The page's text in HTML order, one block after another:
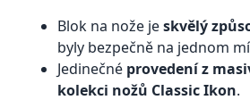
Blok na nože jeskvělý
byly bezpečně na jednom
Jedinečné provedení z
kolekci nožů Classic Ikon.